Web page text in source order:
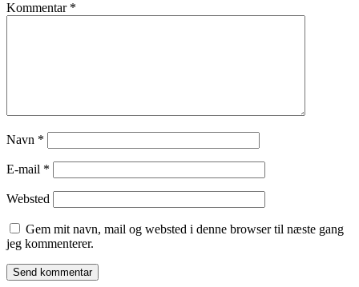
Kommentar *
Navn *
E-mail *
Websted
Gem mit navn, mail og websted i denne browser til næste gang
jeg kommenterer.